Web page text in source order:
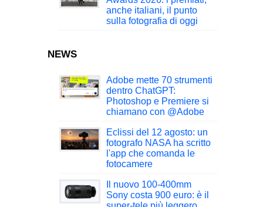
anche italiani, il punto
sulla fotografia di oggi
NEWS
Adobe mette 70 strumenti
dentro ChatGPT:
Photoshop e Premiere si
chiamano con @Adobe
Eclissi del 12 agosto: un
fotografo NASA ha scritto
l'app che comanda le
fotocamere
Il nuovo 100-400mm
Sony costa 900 euro: è il